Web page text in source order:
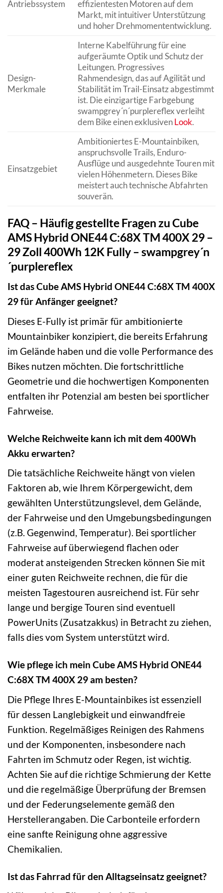
Antriebssystem
effizientesten Motoren auf dem
Markt, mit intuitiver Unterstützung
und hoher Drehmomententwicklung.
Design-
Merkmale
Interne Kabelführung für eine
aufgeräumte Optik und Schutz der
Leitungen. Progressives
Rahmendesign, das auf Agilität und
Stabilität im Trail-Einsatz abgestimmt
ist. Die einzigartige Farbgebung
swampgrey´n´purplereflex verleiht
dem Bike einen exklusivenLook.
Einsatzgebiet
Ambitioniertes E-Mountainbiken,
anspruchsvolle Trails, Enduro-
Ausflüge und ausgedehnte Touren mit
vielen Höhenmetern. Dieses Bike
meistert auch technische Abfahrten
souverän.
FAQ – Häufig gestellte Fragen zu Cube
AMS Hybrid ONE44 C:68X TM 400X 29 –
29 Zoll 400Wh 12K Fully – swampgrey´n
´purplereflex
Ist das Cube AMS Hybrid ONE44 C:68X TM 400X
29 für Anfänger geeignet?
Dieses E-Fully ist primär für ambitionierte
Mountainbiker konzipiert, die bereits Erfahrung
im Gelände haben und die volle Performance des
Bikes nutzen möchten. Die fortschrittliche
Geometrie und die hochwertigen Komponenten
entfalten ihr Potenzial am besten bei sportlicher
Fahrweise.
Welche Reichweite kann ich mit dem 400Wh
Akku erwarten?
Die tatsächliche Reichweite hängt von vielen
Faktoren ab, wie Ihrem Körpergewicht, dem
gewählten Unterstützungslevel, dem Gelände,
der Fahrweise und den Umgebungsbedingungen
(z.B. Gegenwind, Temperatur). Bei sportlicher
Fahrweise auf überwiegend flachen oder
moderat ansteigenden Strecken können Sie mit
einer guten Reichweite rechnen, die für die
meisten Tagestouren ausreichend ist. Für sehr
lange und bergige Touren sind eventuell
PowerUnits (Zusatzakkus) in Betracht zu ziehen,
falls dies vom System unterstützt wird.
Wie pflege ich mein Cube AMS Hybrid ONE44
C:68X TM 400X 29 am besten?
Die Pflege Ihres E-Mountainbikes ist essenziell
für dessen Langlebigkeit und einwandfreie
Funktion. Regelmäßiges Reinigen des Rahmens
und der Komponenten, insbesondere nach
Fahrten im Schmutz oder Regen, ist wichtig.
Achten Sie auf die richtige Schmierung der Kette
und die regelmäßige Überprüfung der Bremsen
und der Federungselemente gemäß den
Herstellerangaben. Die Carbonteile erfordern
eine sanfte Reinigung ohne aggressive
Chemikalien.
Ist das Fahrrad für den Alltagseinsatz geeignet?